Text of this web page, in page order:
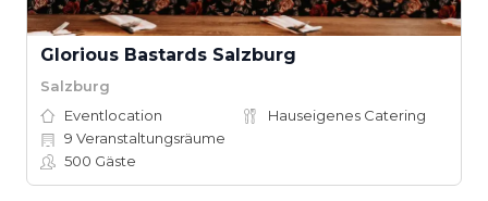
Glorious Bastards Salzburg
Salzburg
Eventlocation
Hauseigenes Catering
9 Veranstaltungsräume
500 Gäste